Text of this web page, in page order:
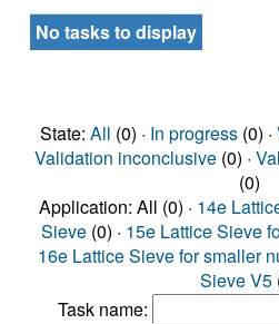
No tasks to display
State: All (0) · In progress(0) ·
Validation inconclusive(0) ·
(0)
Application: All (0) · 14e
Sieve (0) · 15e Lattice Sieve
16e Lattice Sieve for smaller
Sieve V5
Task name: